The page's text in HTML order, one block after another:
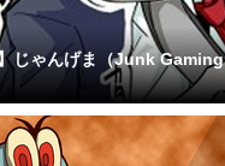
じゃんげま（Junk Gaming